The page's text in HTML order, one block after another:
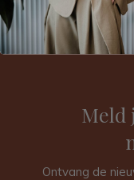
Meld
Ontvang de